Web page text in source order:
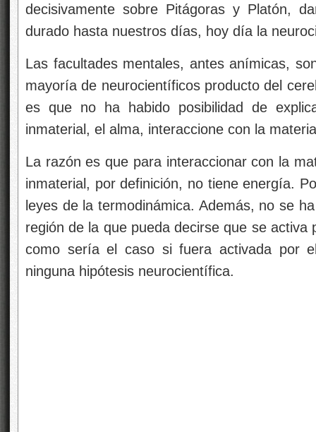
decisivamente sobre Pitágoras y Platón,
durado hasta nuestros días, hoy día la
Las facultades mentales, antes anímicas,
mayoría de neurocientíficos producto del
es que no ha habido posibilidad de
inmaterial, el alma, interaccione con la
La razón es que para interaccionar con la
inmaterial, por definición, no tiene energía.
leyes de la termodinámica. Además, no se
región de la que pueda decirse que se
como sería el caso si fuera activada por
ninguna hipótesis neurocientífica.